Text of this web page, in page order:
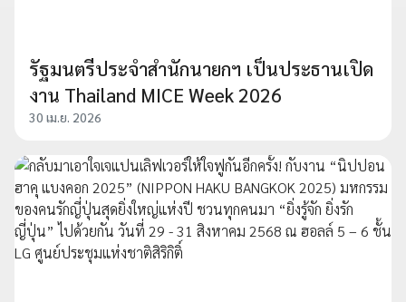
รัฐมนตรีประจำสำนักนายกฯ เป็นประธานเปิด
งาน Thailand MICE Week 2026
30 เม.ย. 2026